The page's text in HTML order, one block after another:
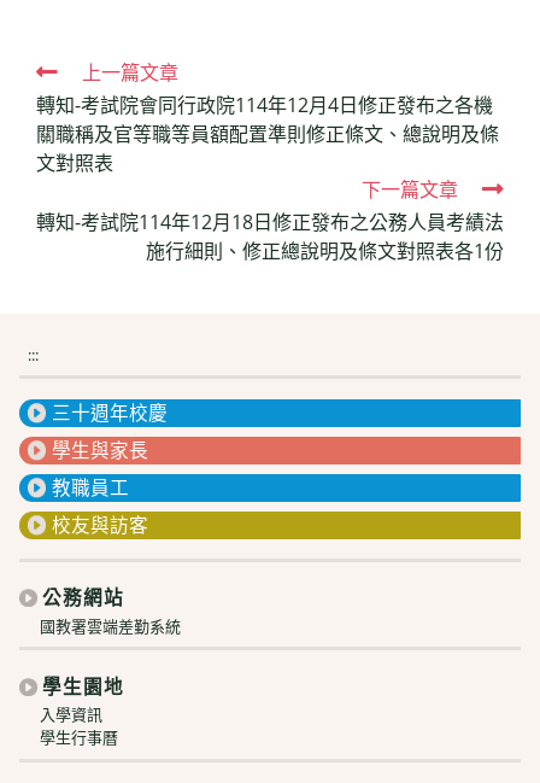
Read
more
articles
上一篇文章
轉知-考試院會同行政院114年12月4日修正發布之各機
關職稱及官等職等員額配置準則修正條文、總說明及條
文對照表
下一篇文章
轉知-考試院114年12月18日修正發布之公務人員考績法
施行細則、修正總說明及條文對照表各1份
:::
三十週年校慶
學生與家長
教職員工
校友與訪客
公務網站
國教署雲端差勤系統
學生園地
入學資訊
學生行事曆